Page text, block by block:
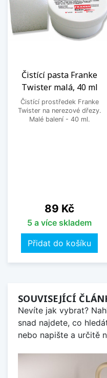
Čistící pasta Franke
Twister malá, 40 ml
Čistící prostředek Franke
Twister na nerezové dřezy.
Malé balení - 40 ml.
Cena
89 Kč
5 a více skladem
Přidat do košíku
SOUVISEJÍCÍ
Nevíte jak vybrat?
snad najdete, co
nebo napište a určitě